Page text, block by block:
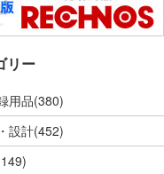
リー
用品(380)
設計(452)